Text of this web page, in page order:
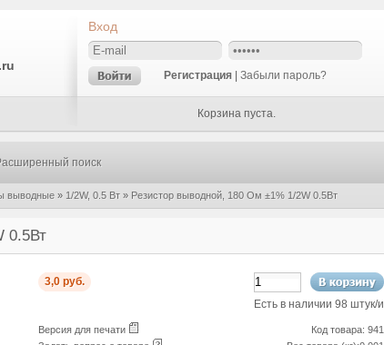
Вход
Регистрация Забыли пароль?
Корзина пуста.
поиск
выводные » 1/2W, 0.5 Вт » Резистор выводной, 180 Ом ±1% 1/2W 0.5Вт
0.5Вт
3,0 руб.
Есть в наличии 98 штук/и
Версия для печати
Код товара: 941